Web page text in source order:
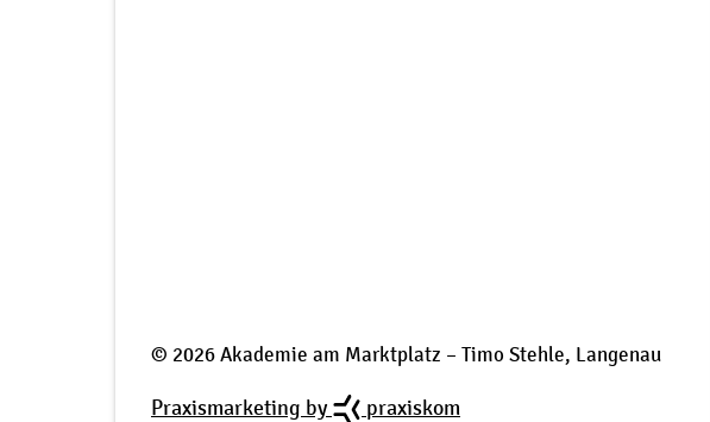
© 2026 Akademie am Marktplatz – Timo Stehle, Langenau
Praxismarketing by praxiskom